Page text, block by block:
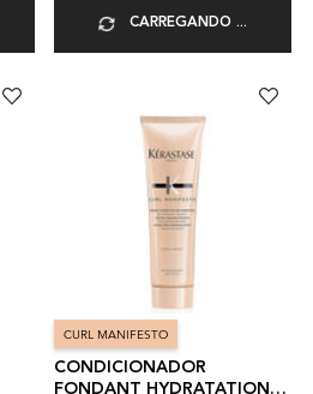
CARREGANDO ...
CURL MANIFESTO
CONDICIONADOR
FONDANT HYDRATATION